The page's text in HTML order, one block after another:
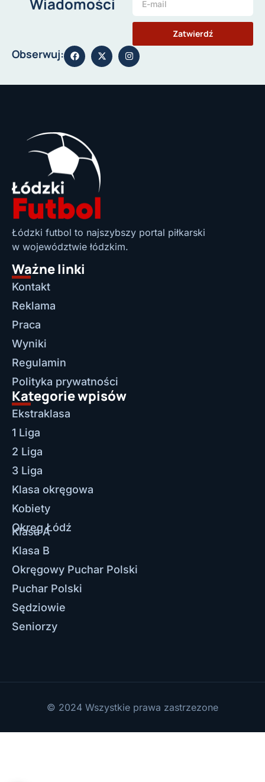
Zatwierdź
Obserwuj:
Łódzki futbol to najszybszy portal piłkarski
w województwie łódzkim.
Ważne linki
Kontakt
Reklama
Praca
Wyniki
Regulamin
Polityka prywatności
Kategorie wpisów
Ekstraklasa
1 Liga
2 Liga
3 Liga
Klasa okręgowa
Kobiety
Okręg Łódź
Klasa A
Klasa B
Okręgowy Puchar Polski
Puchar Polski
Sędziowie
Seniorzy
© 2024 Wszystkie prawa zastrzezone